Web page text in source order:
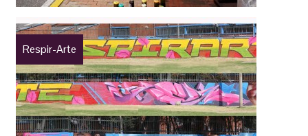
Respir-Arte